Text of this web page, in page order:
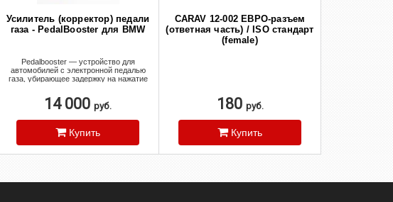
Усилитель (корректор) педали
газа - PedalBooster для BMW
Pedalbooster — устройство для
автомобилей с электронной педалью
газа, убирающее задержку на нажатие
отзывчивость двигателя
14 000 руб.
Купить
CARAV 12-002 ЕВРО-разъем
(ответная часть) / ISO стандарт
(female)
180 руб.
Купить